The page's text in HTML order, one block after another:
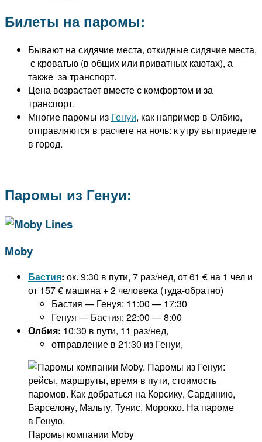
Билеты на паромы:
Бывают на сидячие места, откидные сидячие места,
с кроватью (в общих или приватных каютах), а
также за транспорт.
Цена возрастает вместе с комфортом и за
транспорт.
Многие паромы из Генуи, как например в Олбию,
отправляются в расчете на ночь: к утру вы приедете
в город.
Паромы из Генуи:
Moby
Бастия: ок.9:30 в пути, 7 раз/нед, от 61 € на 1 чел и
от 157 € машина + 2 человека (туда-обратно)
Бастия — Генуя: 11:00 — 17:30
Генуя — Бастия: 22:00 — 8:00
Олбия: 10:30 в пути, 11 раз/нед,
отправление в 21:30 из Генуи,
Паромы компании Moby